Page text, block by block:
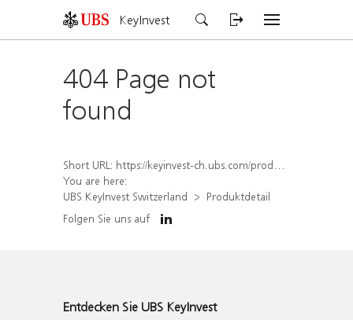
KeyInvest
404 Page not
found
Short URL: https://keyinvest-ch.ubs.com/produkt/detail/index/isin/CH1565645913
You are here:
UBS KeyInvest Switzerland
Produktdetail
Folgen Sie uns auf
Entdecken Sie UBS KeyInvest